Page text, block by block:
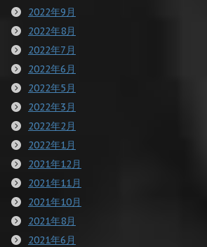
2022年9月
2022年8月
2022年7月
2022年6月
2022年5月
2022年3月
2022年2月
2022年1月
2021年12月
2021年11月
2021年10月
2021年8月
2021年6月